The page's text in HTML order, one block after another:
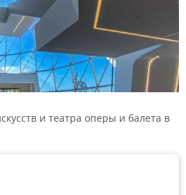
и театра оперы и балета в